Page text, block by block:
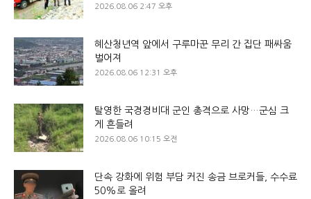
2026.08.06 2:47 오후
혜산청년역 앞에서 구루마꾼 무리 간 집단 패싸움
벌어져
2026.08.06 12:31 오후
탈영한 국경경비대 군인 총격으로 사망…군심 크
게 흔들려
2026.08.06 10:15 오전
단속 강화에 위험 부담 커진 송금 브로커들, 수수료
50%로 올려